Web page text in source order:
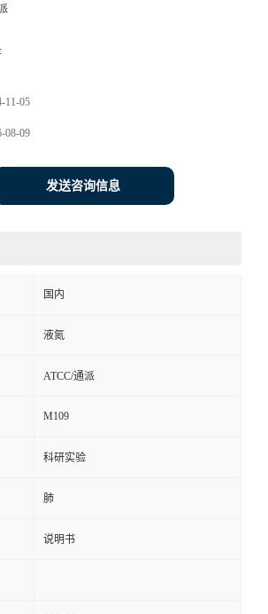
11-05
08-09
发送咨询信息
国内
液氮
ATCC/通派
M109
科研实验
肺
说明书